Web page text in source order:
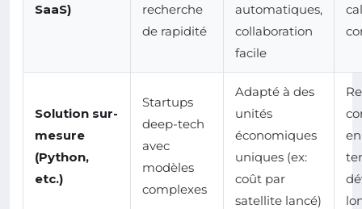
SaaS)
recherche
de rapidité
automatiques,
collaboration
facile
Solution sur-
mesure
(Python,
etc.)
Startups
deep-tech
avec
modèles
complexes
Adapté à des
unités
économiques
uniques (ex:
coût par
satellite lancé)